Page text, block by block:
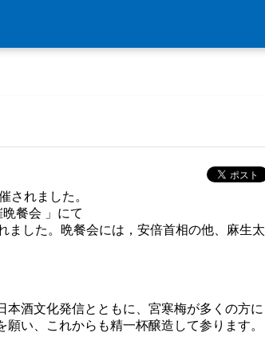
されました。
餐会 」にて
した。晩餐会には，安倍首相の他、麻生太
酒文化発信とともに、宮寒梅が多くの方に
い、これからも精一杯醸造して参ります。